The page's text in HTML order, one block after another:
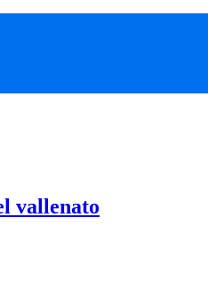
vallenato